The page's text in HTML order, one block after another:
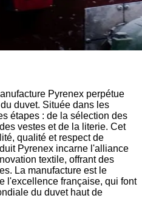
Pyrenex perpétue
duvet. Située dans les
étapes : de la sélection des
vestes et de la literie. Cet
qualité et respect de
Pyrenex incarne l'alliance
textile, offrant des
La manufacture est le
l'excellence française, qui font
du duvet haut de